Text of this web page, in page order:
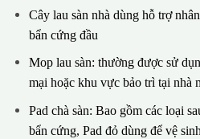
Cây lau sàn nhà dùng hỗ trợ
bẩn cứng đầu
Mop lau sàn: thường được sử
mại hoặc khu vực bảo trì tại nhà
Pad chà sàn: Bao gồm các loại
bẩn cứng, Pad đỏ dùng để vệ